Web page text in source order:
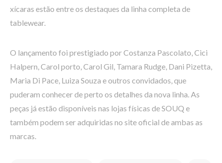
xícaras estão entre os destaques da linha completa de
tablewear.
O lançamento foi prestigiado por Costanza Pascolato, Cici
Halpern, Carol porto, Carol Gil, Tamara Rudge, Dani Pizetta,
Maria Di Pace, Luiza Souza e outros convidados, que
puderam conhecer de perto os detalhes da nova linha. As
peças já estão disponíveis nas lojas físicas de SOUQ e
também podem ser adquiridas no site oficial de ambas as
marcas.